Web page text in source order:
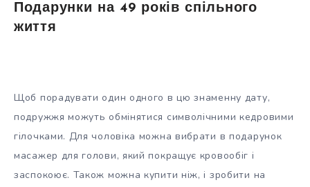
Подарунки на 49 років спільного
життя
Щоб порадувати один одного в цю знаменну дату,
подружжя можуть обмінятися символічними кедровими
гілочками. Для чоловіка можна вибрати в подарунок
масажер для голови, який покращує кровообіг і
заспокоює. Також можна купити ніж, і зробити на